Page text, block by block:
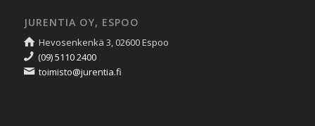
JURENTIA OY, ESPOO
Hevosenkenkä 3, 02600 Espoo
(09) 5110 2400
toimisto@jurentia.fi